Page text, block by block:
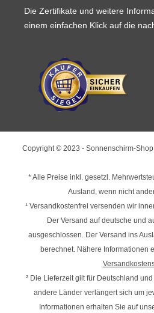
Die Zertifikate und weitere
einem einfachen Klick auf die
Copyright © 2023 - Sonnenschirm-
* Alle Preise inkl. gesetzl.
Ausland, wenn nicht
¹ Versandkostenfrei versenden wir
Der Versand auf deutsche und
ausgeschlossen. Der Versand ins
berechnet. Nähere Informationen
² Die Lieferzeit gilt für Deutschland
andere Länder verlängert sich um
Informationen erhalten Sie auf